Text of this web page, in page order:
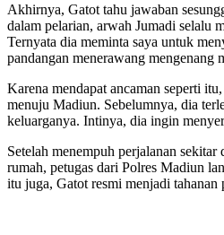
Akhirnya, Gatot tahu jawaban
dalam pelarian, arwah Jumadi selalu
Ternyata dia meminta saya untuk
pandangan menerawang mengenang
Karena mendapat ancaman seperti
menuju Madiun. Sebelumnya, dia
keluarganya. Intinya, dia ingin
Setelah menempuh perjalanan
rumah, petugas dari Polres Madiun
itu juga, Gatot resmi menjadi tahanan